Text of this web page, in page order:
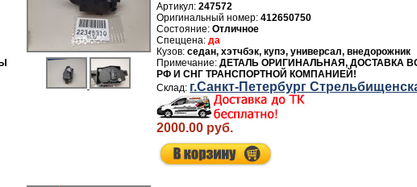
Артикул:247572
412650750
Отличное
да
седан, хэтчбэк, купэ, универсал, внедорожник
ДЕТАЛЬ ОРИГИНАЛЬНАЯ, ДОСТАВКА
РФ И СНГ ТРАНСПОРТНОЙ КОМПАНИЕЙ!
г.Санкт-Петербург
2000.00 руб.